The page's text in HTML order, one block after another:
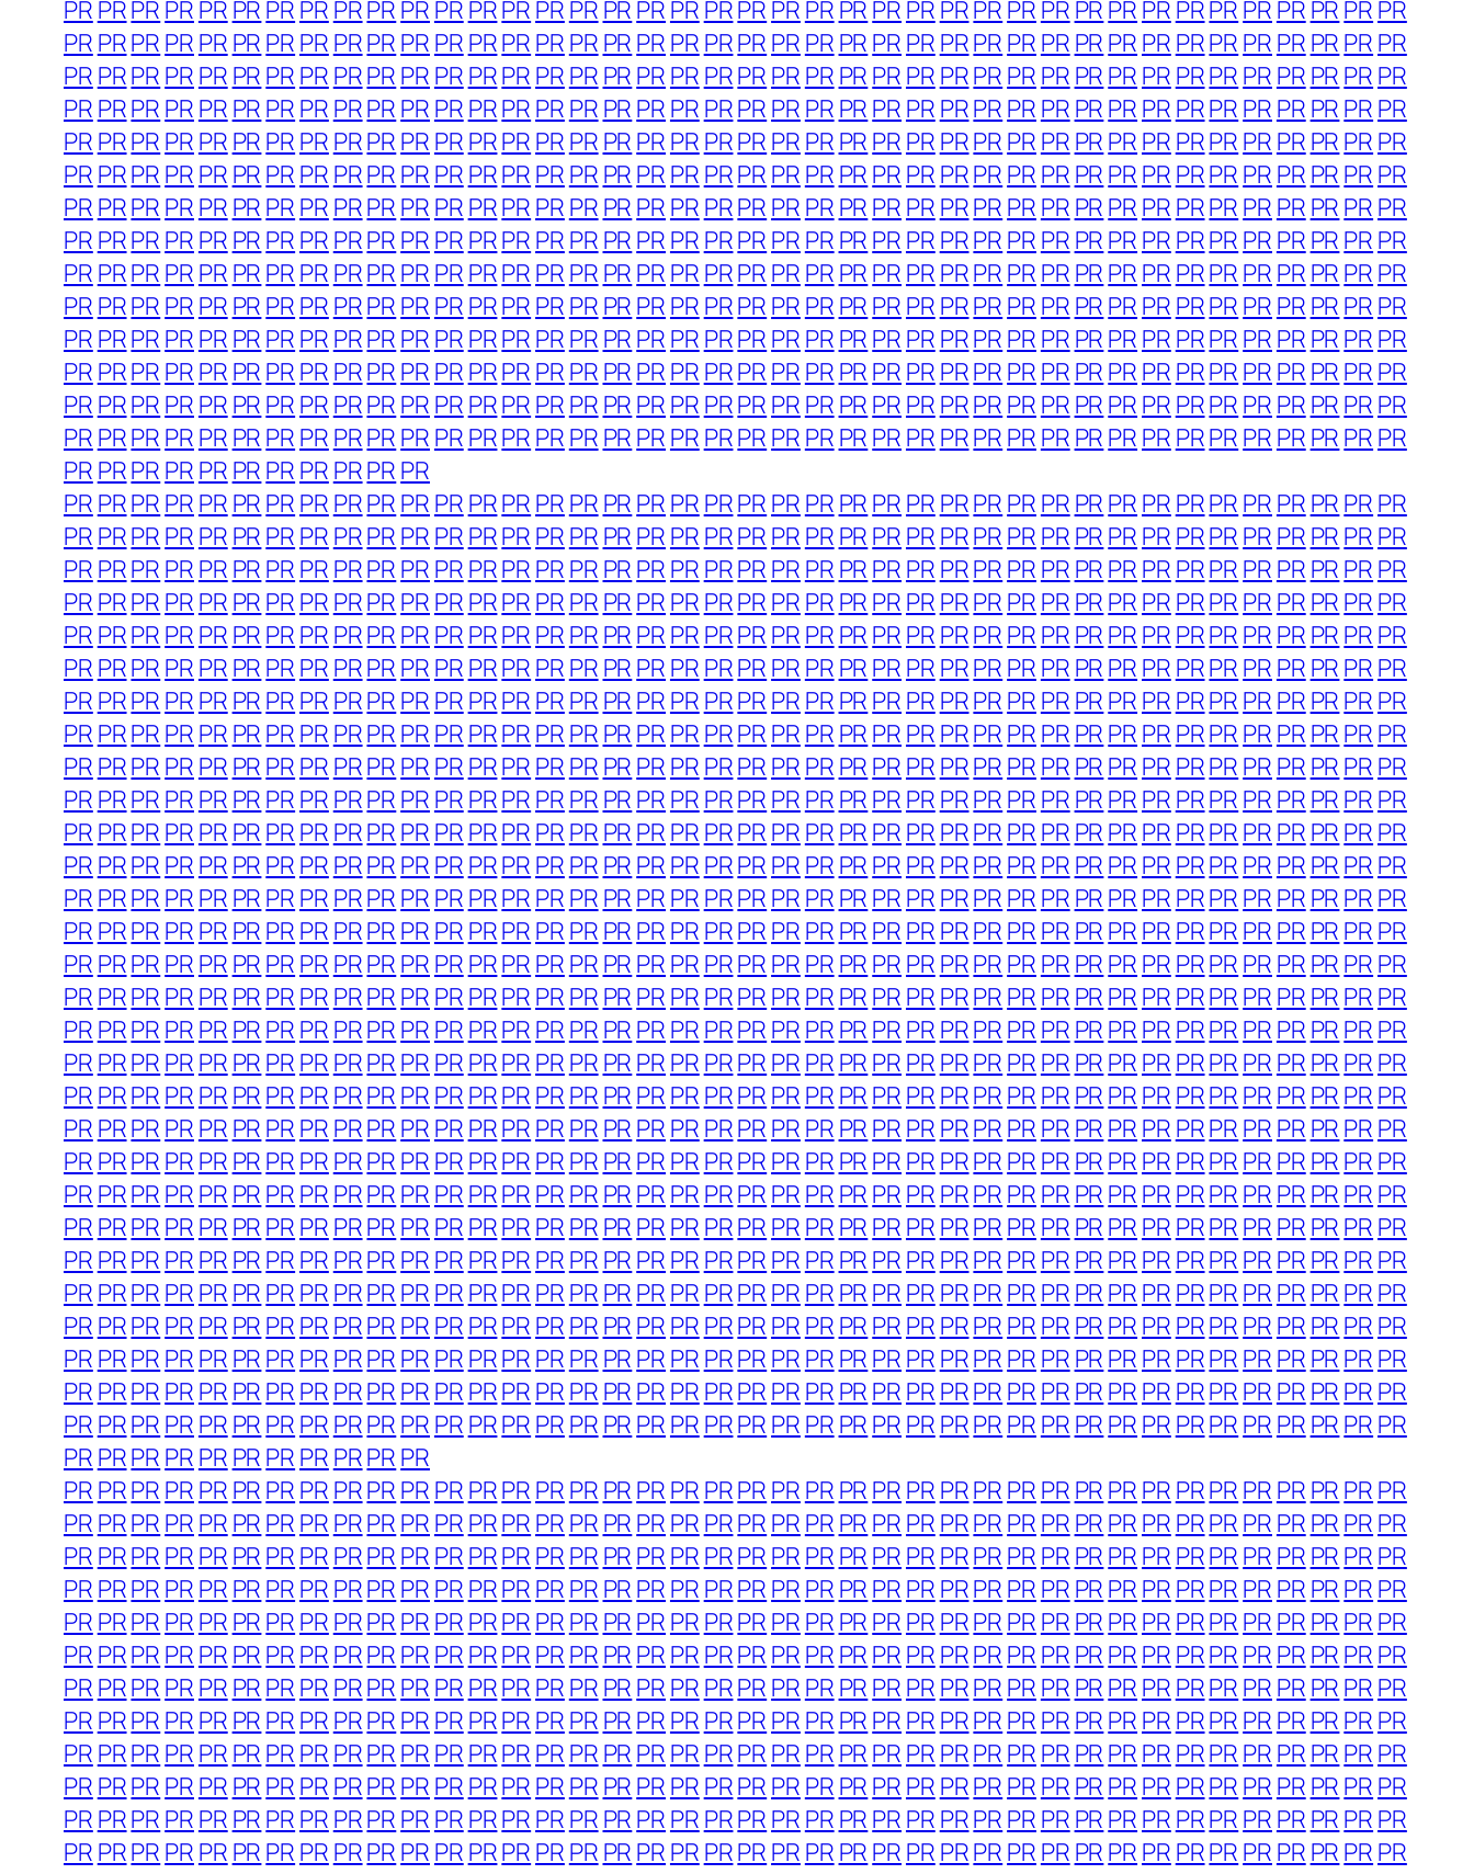
PR PRPR PR PR PR PR PR PRPR PR PR PRPR PR PR PR PR PR PRPR PR PR PR PR PR PRPR PR PR PR PR PR PRPR PR PR PR PR PR
PR PRPR PR PR PR PR PR PRPR PR PR PRPR PR PR PR PR PR PRPR PR PR PR PR PR PRPR PR PR PR PR PR PRPR PR PR PR PR PR
PR PRPR PR PR PR PR PR PRPR PR PR PRPR PR PR PR PR PR PRPR PR PR PR PR PR PRPR PR PR PR PR PR PRPR PR PR PR PR PR
PR PRPR PR PR PR PR PR PRPR PR PR PRPR PR PR PR PR PR PRPR PR PR PR PR PR PRPR PR PR PR PR PR PRPR PR PR PR PR PR
PR PRPR PR PR PR PR PR PRPR PR PR PRPR PR PR PR PR PR PRPR PR PR PR PR PR PRPR PR PR PR PR PR PRPR PR PR PR PR PR
PR PRPR PR PR PR PR PR PRPR PR PR PRPR PR PR PR PR PR PRPR PR PR PR PR PR PRPR PR PR PR PR PR PRPR PR PR PR PR PR
PR PRPR PR PR PR PR PR PRPR PR PR PRPR PR PR PR PR PR PRPR PR PR PR PR PR PRPR PR PR PR PR PR PRPR PR PR PR PR PR
PR PRPR PR PR PR PR PR PRPR PR PR PRPR PR PR PR PR PR PRPR PR PR PR PR PR PRPR PR PR PR PR PR PRPR PR PR PR PR PR
PR PRPR PR PR PR PR PR PRPR PR PR PRPR PR PR PR PR PR PRPR PR PR PR PR PR PRPR PR PR PR PR PR PRPR PR PR PR PR PR
PR PRPR PR PR PR PR PR PRPR PR PR PRPR PR PR PR PR PR PRPR PR PR PR PR PR PRPR PR PR PR PR PR PRPR PR PR PR PR PR
PR PRPR PR PR PR PR PR PRPR PR PR PRPR PR PR PR PR PR PRPR PR PR PR PR PR PRPR PR PR PR PR PR PRPR PR PR PR PR PR
PR PRPR PR PR PR PR PR PRPR PR PR PRPR PR PR PR PR PR PRPR PR PR PR PR PR PRPR PR PR PR PR PR PRPR PR PR PR PR PR
PR PRPR PR PR PR PR PR PRPR PR PR PRPR PR PR PR PR PR PRPR PR PR PR PR PR PRPR PR PR PR PR PR PRPR PR PR PR PR PR
PR PRPR PR PR PR PR PR PRPR PR PR PRPR PR PR PR PR PR PRPR PR PR PR PR PR PRPR PR PR PR PR PR PRPR PR PR PR PR PR
PR PRPR PR PR PR PR PR PRPR PR
PR PRPR PR PR PR PR PR PRPR PR PR PRPR PR PR PR PR PR PRPR PR PR PR PR PR PRPR PR PR PR PR PR PRPR PR PR PR PR PR
PR PRPR PR PR PR PR PR PRPR PR PR PRPR PR PR PR PR PR PRPR PR PR PR PR PR PRPR PR PR PR PR PR PRPR PR PR PR PR PR
PR PRPR PR PR PR PR PR PRPR PR PR PRPR PR PR PR PR PR PRPR PR PR PR PR PR PRPR PR PR PR PR PR PRPR PR PR PR PR PR
PR PRPR PR PR PR PR PR PRPR PR PR PRPR PR PR PR PR PR PRPR PR PR PR PR PR PRPR PR PR PR PR PR PRPR PR PR PR PR PR
PR PRPR PR PR PR PR PR PRPR PR PR PRPR PR PR PR PR PR PRPR PR PR PR PR PR PRPR PR PR PR PR PR PRPR PR PR PR PR PR
PR PRPR PR PR PR PR PR PRPR PR PR PRPR PR PR PR PR PR PRPR PR PR PR PR PR PRPR PR PR PR PR PR PRPR PR PR PR PR PR
PR PRPR PR PR PR PR PR PRPR PR PR PRPR PR PR PR PR PR PRPR PR PR PR PR PR PRPR PR PR PR PR PR PRPR PR PR PR PR PR
PR PRPR PR PR PR PR PR PRPR PR PR PRPR PR PR PR PR PR PRPR PR PR PR PR PR PRPR PR PR PR PR PR PRPR PR PR PR PR PR
PR PRPR PR PR PR PR PR PRPR PR PR PRPR PR PR PR PR PR PRPR PR PR PR PR PR PRPR PR PR PR PR PR PRPR PR PR PR PR PR
PR PRPR PR PR PR PR PR PRPR PR PR PRPR PR PR PR PR PR PRPR PR PR PR PR PR PRPR PR PR PR PR PR PRPR PR PR PR PR PR
PR PRPR PR PR PR PR PR PRPR PR PR PRPR PR PR PR PR PR PRPR PR PR PR PR PR PRPR PR PR PR PR PR PRPR PR PR PR PR PR
PR PRPR PR PR PR PR PR PRPR PR PR PRPR PR PR PR PR PR PRPR PR PR PR PR PR PRPR PR PR PR PR PR PRPR PR PR PR PR PR
PR PRPR PR PR PR PR PR PRPR PR PR PRPR PR PR PR PR PR PRPR PR PR PR PR PR PRPR PR PR PR PR PR PRPR PR PR PR PR PR
PR PRPR PR PR PR PR PR PRPR PR PR PRPR PR PR PR PR PR PRPR PR PR PR PR PR PRPR PR PR PR PR PR PRPR PR PR PR PR PR
PR PRPR PR PR PR PR PR PRPR PR PR PRPR PR PR PR PR PR PRPR PR PR PR PR PR PRPR PR PR PR PR PR PRPR PR PR PR PR PR
PR PRPR PR PR PR PR PR PRPR PR PR PRPR PR PR PR PR PR PRPR PR PR PR PR PR PRPR PR PR PR PR PR PRPR PR PR PR PR PR
PR PRPR PR PR PR PR PR PRPR PR PR PRPR PR PR PR PR PR PRPR PR PR PR PR PR PRPR PR PR PR PR PR PRPR PR PR PR PR PR
PR PRPR PR PR PR PR PR PRPR PR PR PRPR PR PR PR PR PR PRPR PR PR PR PR PR PRPR PR PR PR PR PR PRPR PR PR PR PR PR
PR PRPR PR PR PR PR PR PRPR PR PR PRPR PR PR PR PR PR PRPR PR PR PR PR PR PRPR PR PR PR PR PR PRPR PR PR PR PR PR
PR PRPR PR PR PR PR PR PRPR PR PR PRPR PR PR PR PR PR PRPR PR PR PR PR PR PRPR PR PR PR PR PR PRPR PR PR PR PR PR
PR PRPR PR PR PR PR PR PRPR PR PR PRPR PR PR PR PR PR PRPR PR PR PR PR PR PRPR PR PR PR PR PR PRPR PR PR PR PR PR
PR PRPR PR PR PR PR PR PRPR PR PR PRPR PR PR PR PR PR PRPR PR PR PR PR PR PRPR PR PR PR PR PR PRPR PR PR PR PR PR
PR PRPR PR PR PR PR PR PRPR PR PR PRPR PR PR PR PR PR PRPR PR PR PR PR PR PRPR PR PR PR PR PR PRPR PR PR PR PR PR
PR PRPR PR PR PR PR PR PRPR PR PR PRPR PR PR PR PR PR PRPR PR PR PR PR PR PRPR PR PR PR PR PR PRPR PR PR PR PR PR
PR PRPR PR PR PR PR PR PRPR PR PR PRPR PR PR PR PR PR PRPR PR PR PR PR PR PRPR PR PR PR PR PR PRPR PR PR PR PR PR
PR PRPR PR PR PR PR PR PRPR PR PR PRPR PR PR PR PR PR PRPR PR PR PR PR PR PRPR PR PR PR PR PR PRPR PR PR PR PR PR
PR PRPR PR PR PR PR PR PRPR PR PR PRPR PR PR PR PR PR PRPR PR PR PR PR PR PRPR PR PR PR PR PR PRPR PR PR PR PR PR
PR PRPR PR PR PR PR PR PRPR PR PR PRPR PR PR PR PR PR PRPR PR PR PR PR PR PRPR PR PR PR PR PR PRPR PR PR PR PR PR
PR PRPR PR PR PR PR PR PRPR PR PR PRPR PR PR PR PR PR PRPR PR PR PR PR PR PRPR PR PR PR PR PR PRPR PR PR PR PR PR
PR PRPR PR PR PR PR PR PRPR PR
PR PRPR PR PR PR PR PR PRPR PR PR PRPR PR PR PR PR PR PRPR PR PR PR PR PR PRPR PR PR PR PR PR PRPR PR PR PR PR PR
PR PRPR PR PR PR PR PR PRPR PR PR PRPR PR PR PR PR PR PRPR PR PR PR PR PR PRPR PR PR PR PR PR PRPR PR PR PR PR PR
PR PRPR PR PR PR PR PR PRPR PR PR PRPR PR PR PR PR PR PRPR PR PR PR PR PR PRPR PR PR PR PR PR PRPR PR PR PR PR PR
PR PRPR PR PR PR PR PR PRPR PR PR PRPR PR PR PR PR PR PRPR PR PR PR PR PR PRPR PR PR PR PR PR PRPR PR PR PR PR PR
PR PRPR PR PR PR PR PR PRPR PR PR PRPR PR PR PR PR PR PRPR PR PR PR PR PR PRPR PR PR PR PR PR PRPR PR PR PR PR PR
PR PRPR PR PR PR PR PR PRPR PR PR PRPR PR PR PR PR PR PRPR PR PR PR PR PR PRPR PR PR PR PR PR PRPR PR PR PR PR PR
PR PRPR PR PR PR PR PR PRPR PR PR PRPR PR PR PR PR PR PRPR PR PR PR PR PR PRPR PR PR PR PR PR PRPR PR PR PR PR PR
PR PRPR PR PR PR PR PR PRPR PR PR PRPR PR PR PR PR PR PRPR PR PR PR PR PR PRPR PR PR PR PR PR PRPR PR PR PR PR PR
PR PRPR PR PR PR PR PR PRPR PR PR PRPR PR PR PR PR PR PRPR PR PR PR PR PR PRPR PR PR PR PR PR PRPR PR PR PR PR PR
PR PRPR PR PR PR PR PR PRPR PR PR PRPR PR PR PR PR PR PRPR PR PR PR PR PR PRPR PR PR PR PR PR PRPR PR PR PR PR PR
PR PRPR PR PR PR PR PR PRPR PR PR PRPR PR PR PR PR PR PRPR PR PR PR PR PR PRPR PR PR PR PR PR PRPR PR PR PR PR PR
PR PRPR PR PR PR PR PR PRPR PR PR PRPR PR PR PR PR PR PRPR PR PR PR PR PR PRPR PR PR PR PR PR PRPR PR PR PR PR PR